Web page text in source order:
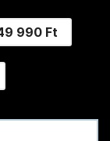
990 Ft